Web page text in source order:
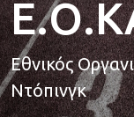
Εθνικός
Ντόπινγκ